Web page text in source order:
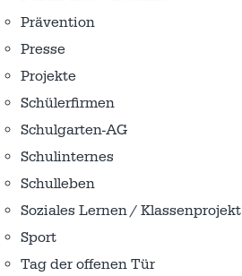
Prävention
Presse
Projekte
Schülerfirmen
Schulgarten-AG
Schulinternes
Schulleben
Soziales Lernen / Klassenprojekt
Sport
Tag der offenen Tür